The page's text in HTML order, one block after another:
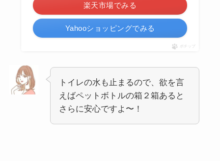
楽天市場でみる
Yahooショッピングでみる
ポチップ
トイレの水も止まるので、欲を言
えばペットボトルの箱２箱あると
さらに安心ですよ〜！